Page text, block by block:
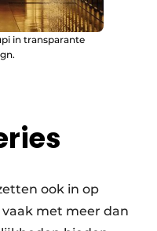
in transparante
ook in op
met meer dan